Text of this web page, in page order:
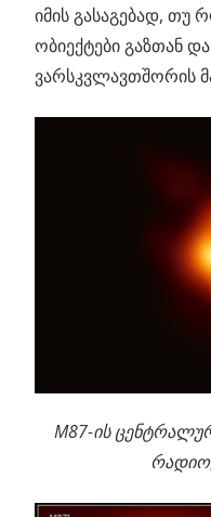
იმის გასაგებად,
ობიექტები გაზთან
ვარსკვლავთშორის
M87-ის